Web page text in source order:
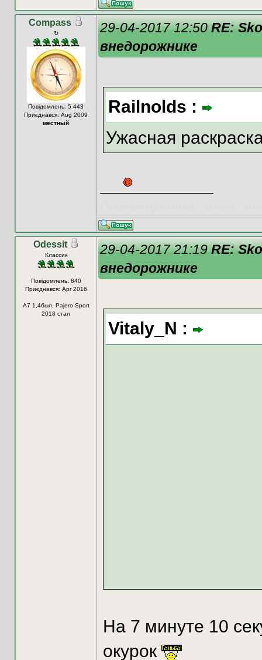
Compass
↻
Повідомлень: 5 443
Приєднався: Aug 2009
местный
29-04-2017 12:50RE:
внедорожнике
Railnolds :
Ужасная
Odessit
Классик
Повідомлень: 840
Приєднався: Apr 2016
A7 1,4был, Pajero Sport
2018 стал
29-04-2017 21:19RE:
внедорожнике
Vitaly_N :
На 7 минуте 10
окурок